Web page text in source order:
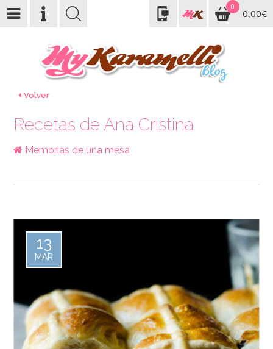
0
0,00€
Volver
Recetas de Ana Cristina
Memorias de una mesa
13
MAR